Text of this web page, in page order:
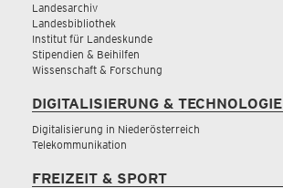
Landesarchiv
Landesbibliothek
Institut für Landeskunde
Stipendien & Beihilfen
Wissenschaft & Forschung
DIGITALISIERUNG & TECHNOLOGIE
Digitalisierung in Niederösterreich
Telekommunikation
FREIZEIT & SPORT